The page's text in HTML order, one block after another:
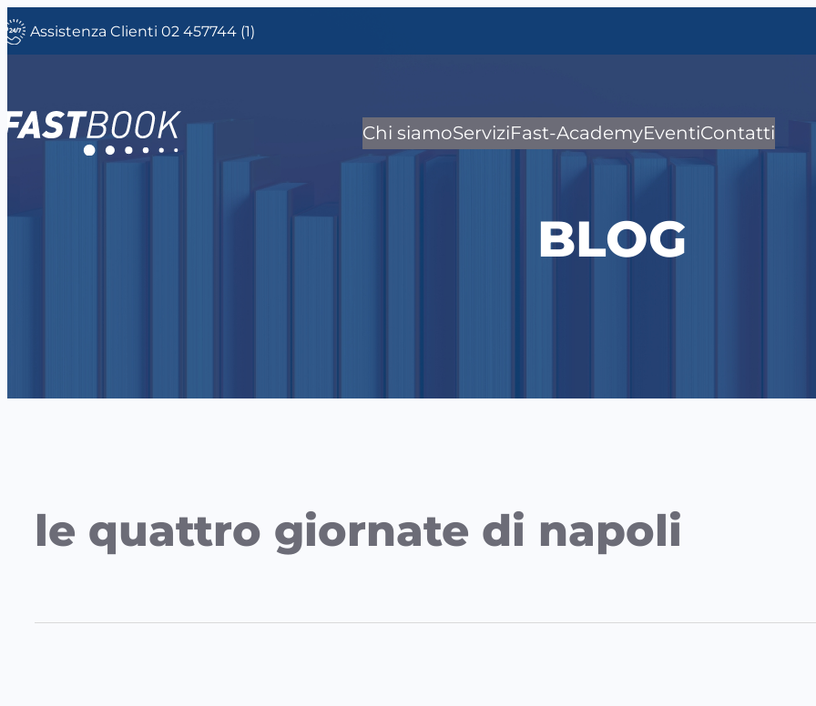
Vai
al
BLOG
Assistenza Clienti 02 457744 (1)
Chi siamoServiziFast-AcademyEventiContatti
le quattro giornate di napoli